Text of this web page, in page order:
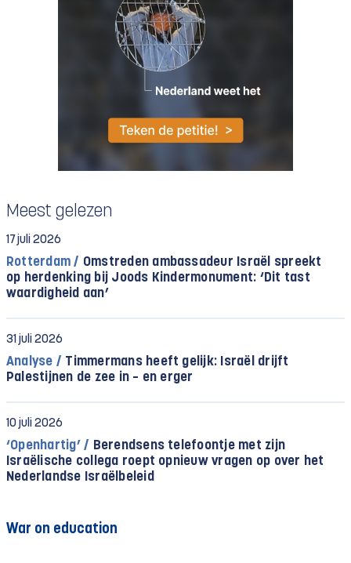
Meest gelezen
17 juli 2026
Rotterdam / Omstreden ambassadeur Israël spreekt
op herdenking bij Joods Kindermonument: ‘Dit tast
waardigheid aan’
31 juli 2026
Analyse / Timmermans heeft gelijk: Israël drijft
Palestijnen de zee in – en erger
10 juli 2026
‘Openhartig’ / Berendsens telefoontje met zijn
Israëlische collega roept opnieuw vragen op over het
Nederlandse Israëlbeleid
War on education